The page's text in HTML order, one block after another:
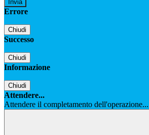
Errore
Chiudi
Successo
Chiudi
Informazione
Chiudi
Attendere...
Attendere il completamento dell'operazione...